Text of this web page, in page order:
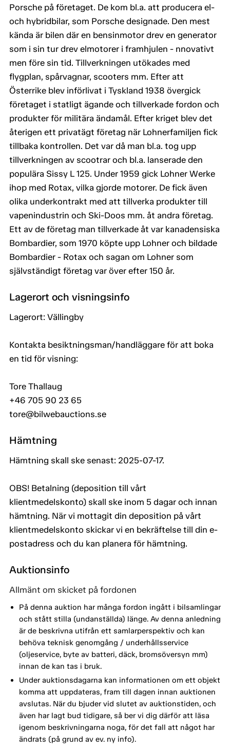
Porsche på företaget. De kom bl.a. att producera el-
och hybridbilar, som Porsche designade. Den mest
kända är bilen där en bensinmotor drev en generator
som i sin tur drev elmotorer i framhjulen - nnovativt
men före sin tid. Tillverkningen utökades med
flygplan, spårvagnar, scooters mm. Efter att
Österrike blev införlivat i Tyskland 1938 övergick
företaget i statligt ägande och tillverkade fordon och
produkter för militära ändamål. Efter kriget blev det
återigen ett privatägt företag när Lohnerfamiljen fick
tillbaka kontrollen. Det var då man bl.a. tog upp
tillverkningen av scootrar och bl.a. lanserade den
populära Sissy L 125. Under 1959 gick Lohner Werke
ihop med Rotax, vilka gjorde motorer. De fick även
olika underkontrakt med att tillverka produkter till
vapenindustrin och Ski-Doos mm. åt andra företag.
Ett av de företag man tillverkade åt var kanadensiska
Bombardier, som 1970 köpte upp Lohner och bildade
Bombardier - Rotax och sagan om Lohner som
självständigt företag var över efter 150 år.
Lagerort och visningsinfo
Lagerort: Vällingby
Kontakta besiktningsman/handläggare för att boka
en tid för visning:
Tore Thallaug
+46 705 90 23 65
tore@bilwebauctions.se
Hämtning
Hämtning skall ske senast: 2025-07-17.
OBS! Betalning (deposition till vårt
klientmedelskonto) skall ske inom 5 dagar och innan
hämtning. När vi mottagit din deposition på vårt
klientmedelskonto skickar vi en bekräftelse till din e-
postadress och du kan planera för hämtning.
Auktionsinfo
Allmänt om skicket på fordonen
På denna auktion har många fordon ingått i bilsamlingar
och stått stilla (undanställda) länge. Av denna anledning
är de beskrivna utifrån ett samlarperspektiv och kan
behöva teknisk genomgång / underhållsservice
(oljeservice, byte av batteri, däck, bromsöversyn mm)
innan de kan tas i bruk.
Under auktionsdagarna kan informationen om ett objekt
komma att uppdateras, fram till dagen innan auktionen
avslutas. När du bjuder vid slutet av auktionstiden, och
även har lagt bud tidigare, så ber vi dig därför att läsa
igenom beskrivningarna noga, för det fall att något har
ändrats (på grund av ev. ny info).